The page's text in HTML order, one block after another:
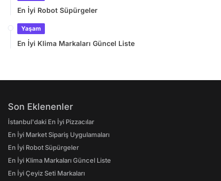
En İyi Robot Süpürgeler
Yaşam
En İyi Klima Markaları Güncel Liste
Son Eklenenler
İstanbul'daki En İyi Pizzacılar
En İyi Market Sipariş Uygulamaları
En İyi Robot Süpürgeler
En İyi Klima Markaları Güncel Liste
En İyi Çeyiz Seti Markaları